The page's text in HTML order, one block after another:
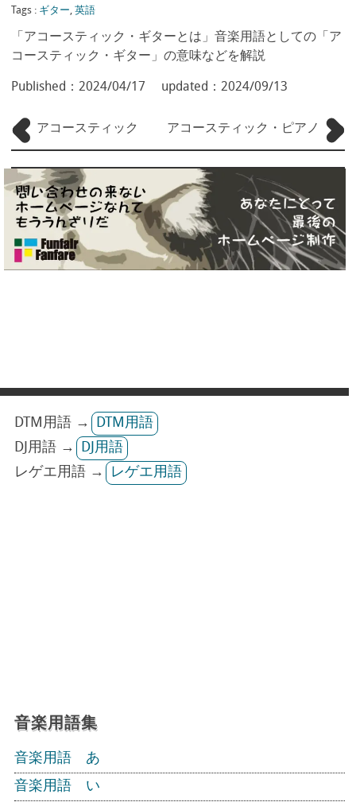
Tags : ギター, 英語
「アコースティック・ギターとは」音楽用語としての「ア
コースティック・ギター」の意味などを解説
Published： 2024/04/17 updated： 2024/09/13
アコースティック アコースティック・ピアノ
DTM用語 →
DTM用語
DJ用語 →
DJ用語
レゲエ用語 →
レゲエ用語
音楽用語集
音楽用語 あ
音楽用語 い